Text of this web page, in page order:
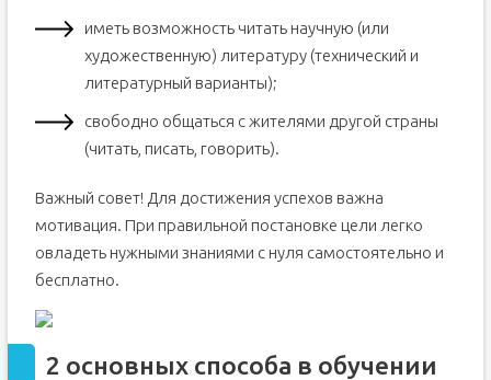
иметь возможность читать научную (или
художественную) литературу (технический и
литературный варианты);
свободно общаться с жителями другой страны
(читать, писать, говорить).
Важный совет! Для достижения успехов важна
мотивация. При правильной постановке цели легко
овладеть нужными знаниями с нуля самостоятельно и
бесплатно.
2 основных способа в обучении